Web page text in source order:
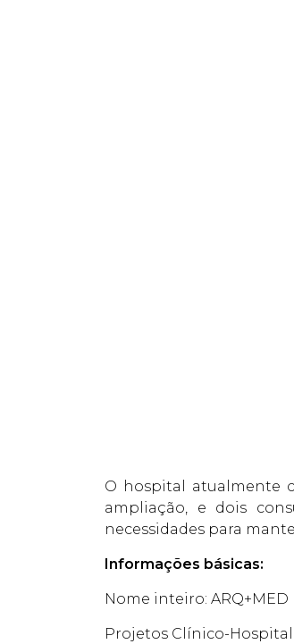
O hospital atualmente
ampliação, e dois
necessidades para
Informações básicas:
Nome inteiro: ARQ+MED
Projetos Clínico-